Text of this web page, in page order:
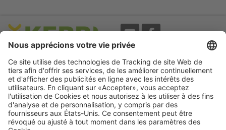
Evènements
Newsletter
Termes d'utilisation
A propos
Mentions légales
CGV
Protection des données
Garantie
Déclaration